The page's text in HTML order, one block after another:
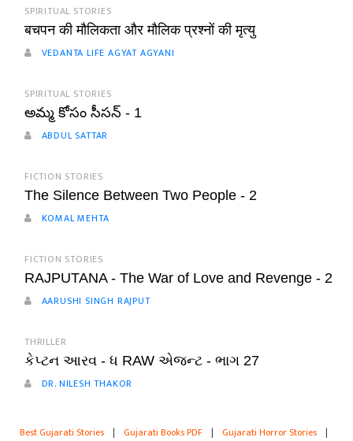
SPIRITUAL STORIES
बचपन की मौलिकता और मौलिक प्रश्नों की मृत्यु
VEDANTA LIFE AGYAT AGYANI
SPIRITUAL STORIES
అమ్మ కోసం సీసన్ - 1
ABDUL SATTAR
FICTION STORIES
The Silence Between Two People - 2
KOMAL MEHTA
FICTION STORIES
RAJPUTANA - The War of Love and Revenge - 2
AARUSHI SINGH RAJPUT
THRILLER
કેપ્ટન આરવ - ધ RAW એજન્ટ - ભાગ 27
DR. NILESH THAKOR
Best Gujarati Stories | Gujarati Books PDF | Gujarati Horror Stories |